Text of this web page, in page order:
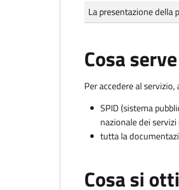
Tipo di pagamento
Importo
La presentazione della
Cosa serve
Per accedere al
SPID (sistema
nazionale dei servizi
tutta la
Cosa si